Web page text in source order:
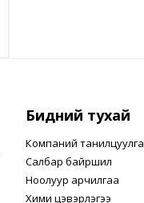
Бидний тухай
Компаний танилцуулга
Салбар байршил
Ноолуур арчилгаа
Хими цэвэрлэгээ